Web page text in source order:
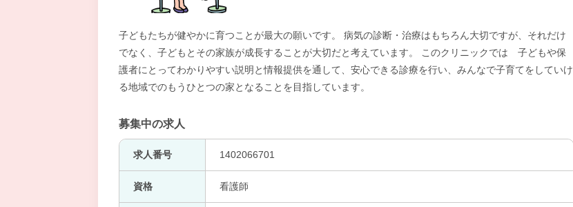
子どもたちが健やかに育つことが最大の願いです。 病気の診断・治療はもちろん大切ですが、それだけ
でなく、子どもとその家族が成長することが大切だと考えています。 このクリニックでは 子どもや保
護者にとってわかりやすい説明と情報提供を通して、安心できる診療を行い、みんなで子育てをしていけ
る地域でのもうひとつの家となることを目指しています。
募集中の求人
求人番号 1402066701
資格 看護師